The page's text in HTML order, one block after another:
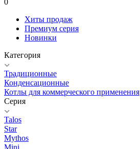
0
Хиты продаж
Премиум серия
Новинки
Категория
Традиционные
Конденсационные
Котлы для коммерческого применения
Серия
Talos
Star
Mythos
Mini